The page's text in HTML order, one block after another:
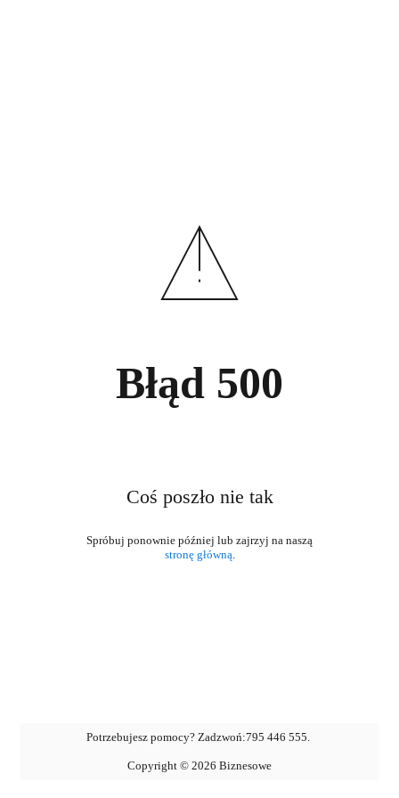
Błąd 500
Coś poszło nie tak
stronę główną.
Potrzebujesz pomocy? Zadzwoń:795 446 555.
Copyright © 2026 Biznesowe